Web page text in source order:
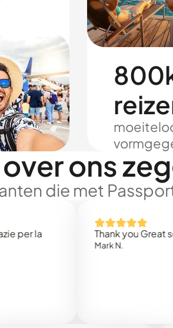
ons
die met
Thank you Great service